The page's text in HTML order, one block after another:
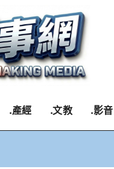
.產經 .文教 .影音